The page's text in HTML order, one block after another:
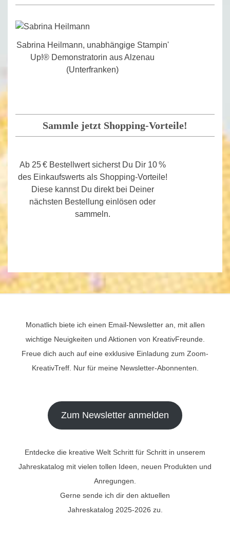
Sabrina Heilmann, unabhängige Stampin'
Up!® Demonstratorin aus Alzenau
(Unterfranken)
Sammle jetzt Shopping-Vorteile!
Ab 25 € Bestellwert sicherst Du Dir 10 %
des Einkaufswerts als Shopping-Vorteile!
Diese kannst Du direkt bei Deiner
nächsten Bestellung einlösen oder
sammeln.
Monatlich biete ich einen Email-Newsletter an, mit allen
wichtige Neuigkeiten und Aktionen von KreativFreunde.
Freue dich auch auf eine exklusive Einladung zum Zoom-
KreativTreff. Nur für meine Newsletter-Abonnenten.
Zum Newsletter anmelden
Entdecke die kreative Welt Schritt für Schritt in unserem
Jahreskatalog mit vielen tollen Ideen, neuen Produkten und
Anregungen.
Gerne sende ich dir den aktuellen
Jahreskatalog 2025-2026 zu.